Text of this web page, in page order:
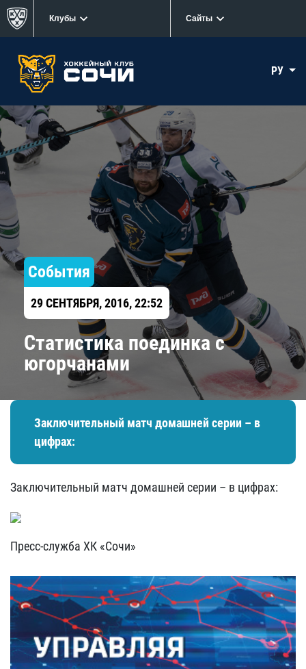
Клубы Сайты
РУ
События
29 СЕНТЯБРЯ, 2016, 22:52
Статистика поединка с
югорчанами
Заключительный матч домашней серии – в
цифрах:
Заключительный матч домашней серии – в цифрах:
Пресс-служба ХК «Сочи»